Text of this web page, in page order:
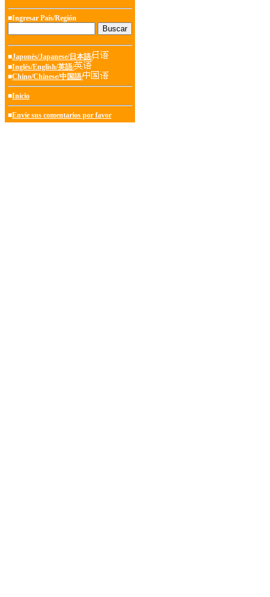
■Ingresar País/Región
■Japonés/Japanese/日本語/
■Inglés/English/英語/
■Chino/Chinese/中国語/
■Inicio
■Envíe sus comentarios por favor